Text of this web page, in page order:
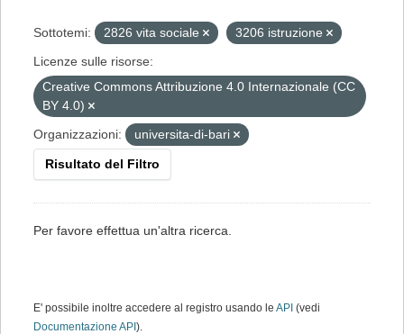
Sottotemi: 2826 vita sociale
3206 istruzione
Licenze sulle risorse:
Creative Commons Attribuzione 4.0 Internazionale (CC
BY 4.0)
Organizzazioni:
universita-di-bari
Risultato del Filtro
Per favore effettua un'altra ricerca.
E' possibile inoltre accedere al registro usando le API (vedi
Documentazione API ).